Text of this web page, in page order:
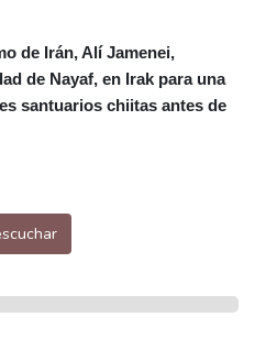
de Irán, Alí Jamenei,
de Nayaf, en Irak para una
santuarios chiitas antes de